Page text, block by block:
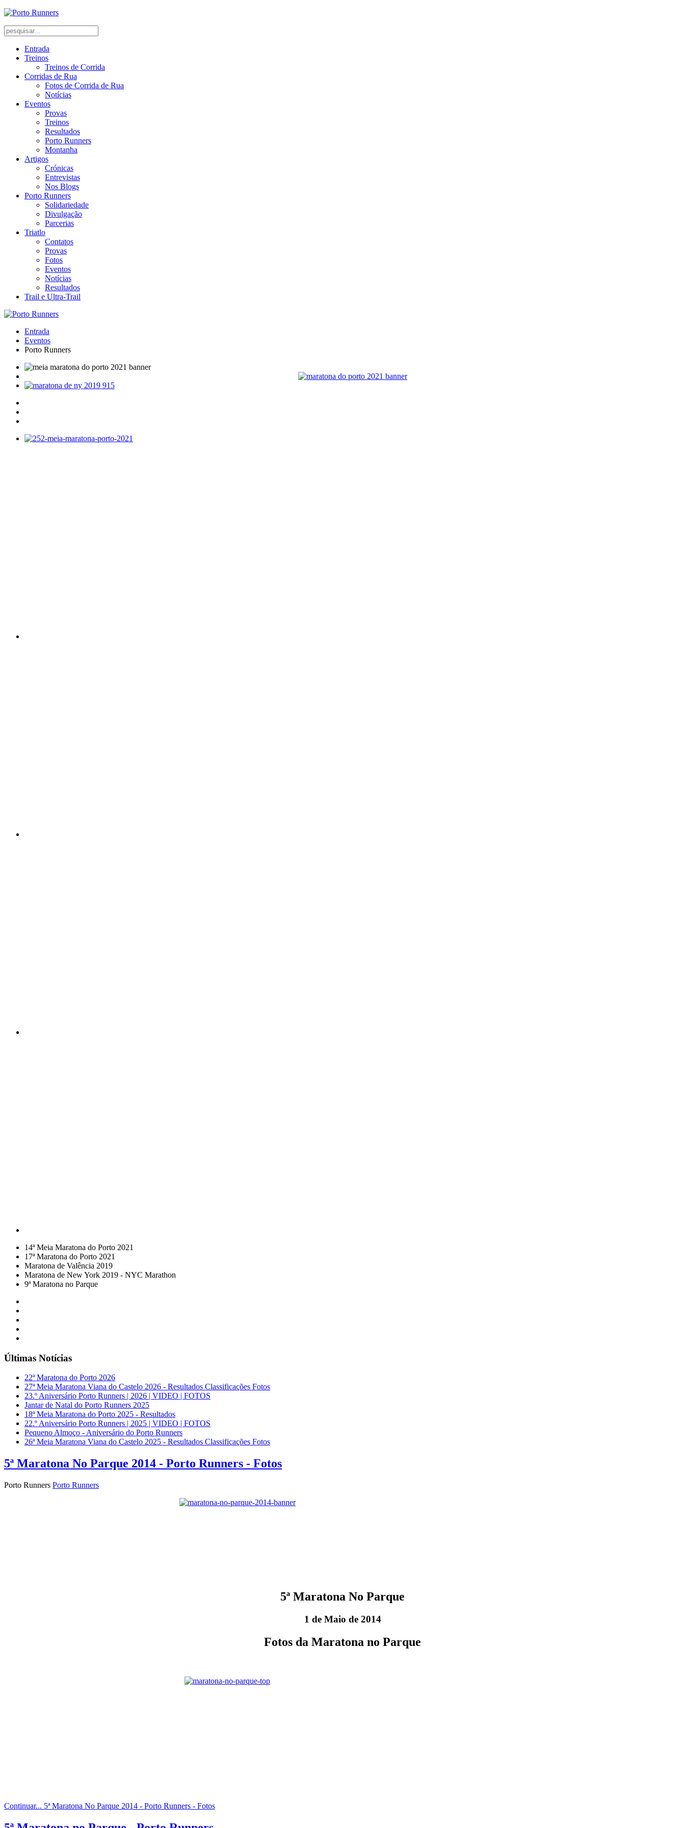
Entrada
Treinos
Treinos de Corrida
Corridas de Rua
Fotos de Corrida de Rua
Notícias
Eventos
Provas
Treinos
Resultados
Porto Runners
Montanha
Artigos
Crónicas
Entrevistas
Nos Blogs
Porto Runners
Solidariedade
Divulgação
Parcerias
Triatlo
Contatos
Provas
Fotos
Eventos
Notícias
Resultados
Trail e Ultra-Trail
Entrada
Eventos
Porto Runners
14ª Meia Maratona do Porto 2021
17ª Maratona do Porto 2021
Maratona de Valência 2019
Maratona de New York 2019 - NYC Marathon
9ª Maratona no Parque
Últimas Notícias
22ª Maratona do Porto 2026
27ª Meia Maratona Viana do Castelo 2026 - Resultados Classificações Fotos
23.º Aniversário Porto Runners | 2026 | VIDEO | FOTOS
Jantar de Natal do Porto Runners 2025
18ª Meia Maratona do Porto 2025 - Resultados
22.º Aniversário Porto Runners | 2025 | VIDEO | FOTOS
Pequeno Almoço - Aniversário do Porto Runners
26ª Meia Maratona Viana do Castelo 2025 - Resultados Classificações Fotos
5ª Maratona No Parque 2014 - Porto Runners - Fotos
Porto Runners Porto Runners
5ª Maratona No Parque
1 de Maio de 2014
Fotos da Maratona no Parque
Continuar... 5ª Maratona No Parque 2014 - Porto Runners - Fotos